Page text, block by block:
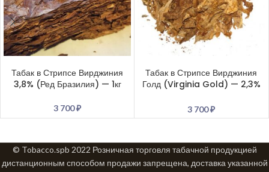
Табак в Стрипсе Вирджиния
3,8% (Ред Бразилия) — 1кг
3 700₽
Табак в Стрипсе Вирджиния
Голд (Virginia Gold) — 2,3%
3 700₽
© Tobacco.spb 2022 Розничная торговля табачной продукцией
дистанционным способом продажи запрещена, доставка указанной